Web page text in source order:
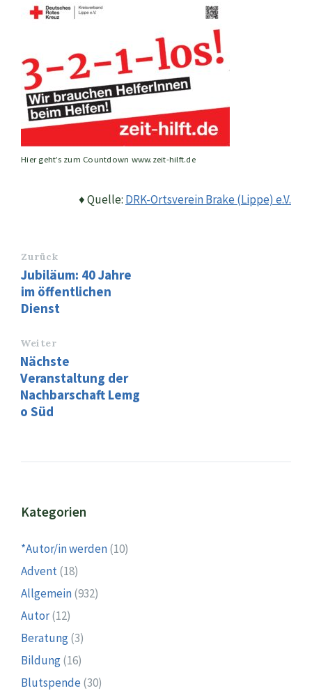
Hier geht’s zum Countdown www.zeit-hilft.de
♦ Quelle: DRK-Ortsverein Brake (Lippe) e.V.
Zurück
Jubiläum: 40 Jahre
im öffentlichen
Dienst
Weiter
Nächste
Veranstaltung der
Nachbarschaft Lemg
o Süd
Kategorien
*Autor/in werden(10)
Advent(18)
Allgemein(932)
Autor(12)
Beratung(3)
Bildung(16)
Blutspende (30)